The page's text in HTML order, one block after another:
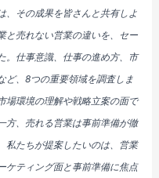
、その成果を皆さんと共有しよ
と売れない営業の違いを、セー
。仕事意識、仕事の進め方、市
ど、8つの重要領域を調査しま
場環境の理解や戦略立案の面で
方、売れる営業は事前準備が徹
私たちが提案したいのは、営業
ケティング面と事前準備に焦点